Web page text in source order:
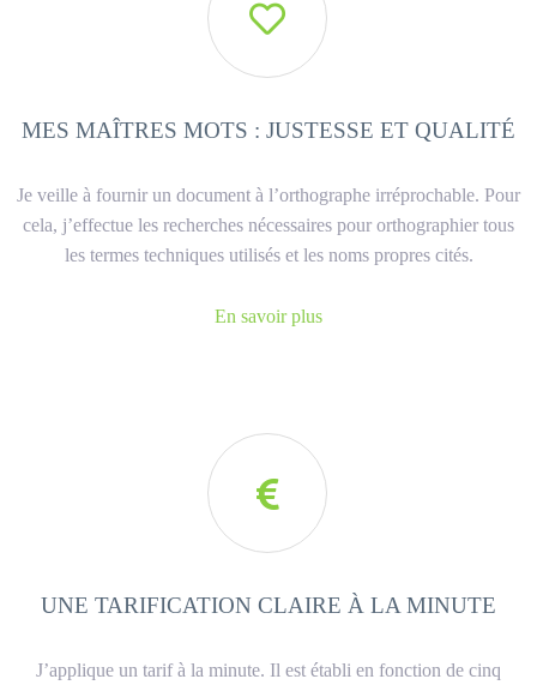

MES MAÎTRES MOTS : JUSTESSE ET QUALITÉ
Je veille à fournir un document à l’orthographe irréprochable. Pour
cela, j’effectue les recherches nécessaires pour orthographier tous
les termes techniques utilisés et les noms propres cités.
En savoir plus

UNE TARIFICATION CLAIRE À LA MINUTE
J’applique un tarif à la minute. Il est établi en fonction de cinq